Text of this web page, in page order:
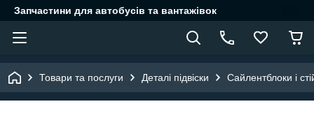
Запчастини для автобусів та вантажівок
Товари та послуги Деталі підвіски Сайлентблоки і